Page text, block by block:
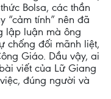
Bolsa, các thần
“cảm tính” nên đã
lập luận mà ông
chống đối mãnh liệt,
Giáo. Dầu vậy, ai
viết của Lữ Giang
đúng người và